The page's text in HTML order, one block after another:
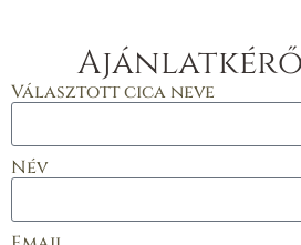
Választott cica neve
Név